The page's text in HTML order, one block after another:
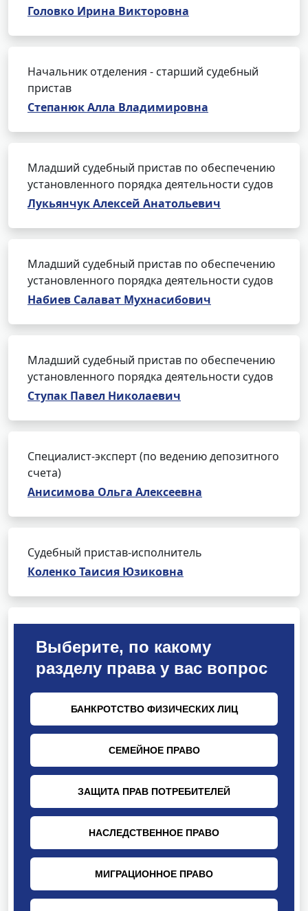
Головко Ирина Викторовна
Начальник отделения - старший судебный
пристав
Степанюк Алла Владимировна
Младший судебный пристав по обеспечению
установленного порядка деятельности судов
Лукьянчук Алексей Анатольевич
Младший судебный пристав по обеспечению
установленного порядка деятельности судов
Набиев Салават Мухнасибович
Младший судебный пристав по обеспечению
установленного порядка деятельности судов
Ступак Павел Николаевич
Специалист-эксперт (по ведению депозитного
счета)
Анисимова Ольга Алексеевна
Судебный пристав-исполнитель
Коленко Таисия Юзиковна